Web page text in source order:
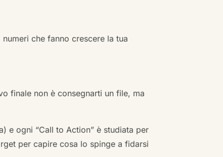
che fanno crescere la tua
finale non è consegnarti un file, ma
e ogni “Call to Action” è studiata per
per capire cosa lo spinge a fidarsi